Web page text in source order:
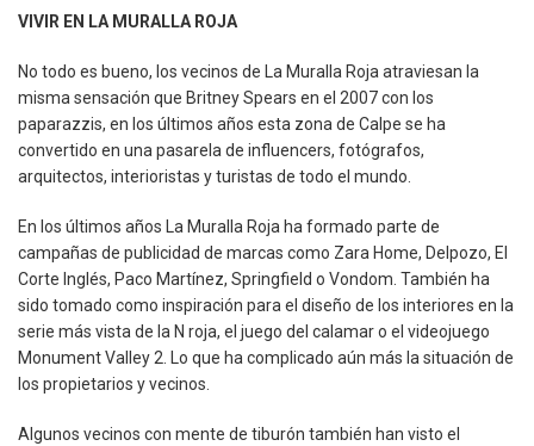
VIVIR EN LA MURALLA ROJA
No todo es bueno, los vecinos de La Muralla Roja atraviesan la
misma sensación que Britney Spears en el 2007 con los
paparazzis, en los últimos años esta zona de Calpe se ha
convertido en una pasarela de influencers, fotógrafos,
arquitectos, interioristas y turistas de todo el mundo.
En los últimos años La Muralla Roja ha formado parte de
campañas de publicidad de marcas como Zara Home, Delpozo, El
Corte Inglés, Paco Martínez, Springfield o Vondom. También ha
sido tomado como inspiración para el diseño de los interiores en la
serie más vista de la N roja, el juego del calamar o el videojuego
Monument Valley 2. Lo que ha complicado aún más la situación de
los propietarios y vecinos.
Algunos vecinos con mente de tiburón también han visto el